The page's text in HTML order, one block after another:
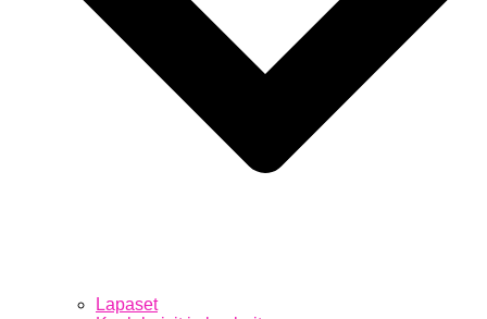
Lapaset